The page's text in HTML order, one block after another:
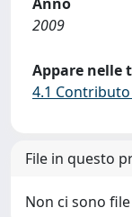
2009
Appare nelle
4.1
File in questo
Non ci sono